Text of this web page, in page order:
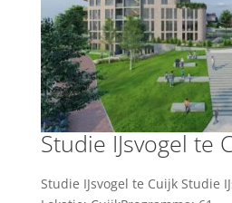
Studie IJsvogel te
Studie IJsvogel te Cuijk Studie